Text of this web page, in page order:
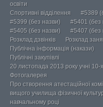
освіти
Спортивні відділення
#5389
#5399 (без назви)
#5401 (без
#5405 (без назви)
#5407 (без
Розклад дзвінків
Розклад
Публічна інформація (накази)
Публічні закупівлі
20 листопада 2013 року учні 10-
Фотогалерея
Про створення атестаційної
вищого училища фізичної
навчальному році